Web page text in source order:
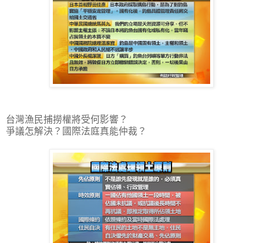
台灣漁民捕撈權將受何影響？
爭議怎解決？國際法庭真能仲裁？